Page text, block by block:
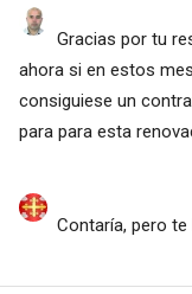
Gracias por tu
ahora si en estos
consiguiese un
para para esta
Contaría, pero te